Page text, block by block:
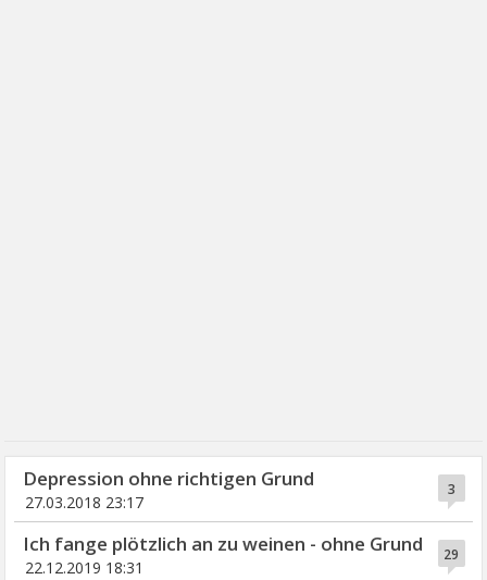
3
Depression ohne richtigen Grund
27.03.2018 23:17
29
Ich fange plötzlich an zu weinen - ohne Grund
22.12.2019 18:31